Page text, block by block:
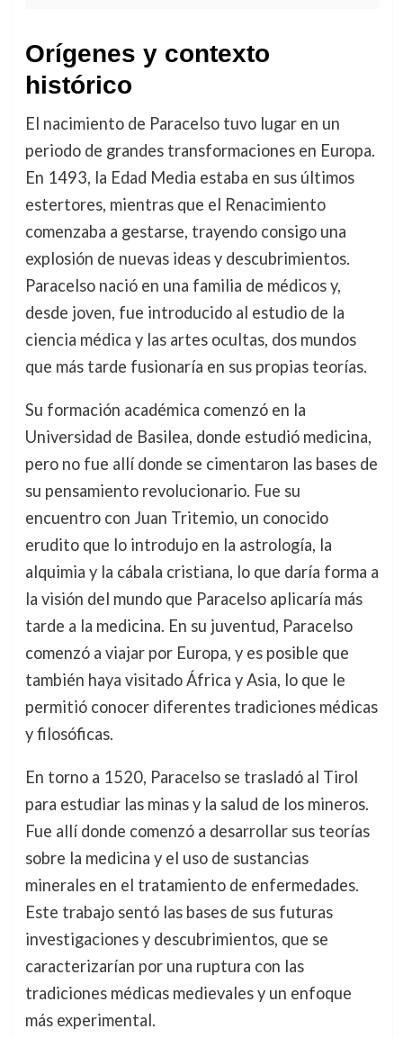
Orígenes y contexto
histórico
El nacimiento de Paracelso tuvo lugar en un
periodo de grandes transformaciones en Europa.
En 1493, la Edad Media estaba en sus últimos
estertores, mientras que el Renacimiento
comenzaba a gestarse, trayendo consigo una
explosión de nuevas ideas y descubrimientos.
Paracelso nació en una familia de médicos y,
desde joven, fue introducido al estudio de la
ciencia médica y las artes ocultas, dos mundos
que más tarde fusionaría en sus propias teorías.
Su formación académica comenzó en la
Universidad de Basilea, donde estudió medicina,
pero no fue allí donde se cimentaron las bases de
su pensamiento revolucionario. Fue su
encuentro con Juan Tritemio, un conocido
erudito que lo introdujo en la astrología, la
alquimia y la cábala cristiana, lo que daría forma a
la visión del mundo que Paracelso aplicaría más
tarde a la medicina. En su juventud, Paracelso
comenzó a viajar por Europa, y es posible que
también haya visitado África y Asia, lo que le
permitió conocer diferentes tradiciones médicas
y filosóficas.
En torno a 1520, Paracelso se trasladó al Tirol
para estudiar las minas y la salud de los mineros.
Fue allí donde comenzó a desarrollar sus teorías
sobre la medicina y el uso de sustancias
minerales en el tratamiento de enfermedades.
Este trabajo sentó las bases de sus futuras
investigaciones y descubrimientos, que se
caracterizarían por una ruptura con las
tradiciones médicas medievales y un enfoque
más experimental.